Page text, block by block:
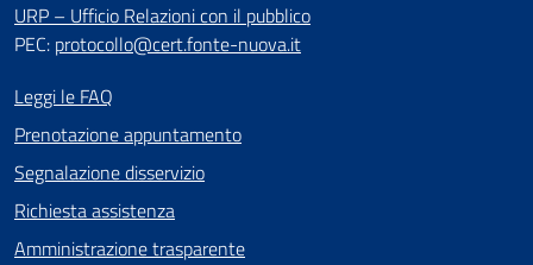
URP – Ufficio Relazioni con il pubblico
PEC: protocollo@cert.fonte-nuova.it
Leggi le FAQ
Prenotazione appuntamento
Segnalazione disservizio
Richiesta assistenza
Amministrazione trasparente